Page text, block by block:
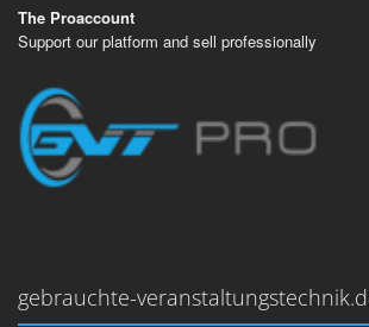
The Proaccount
Support our platform and sell professionally
gebrauchte-